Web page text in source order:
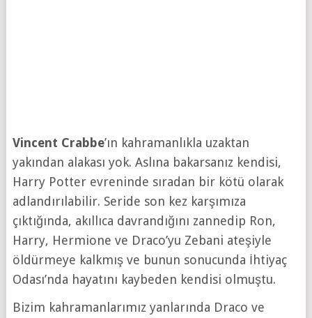
Vincent Crabbe’ın kahramanlıkla uzaktan
yakından alakası yok. Aslına bakarsanız kendisi,
Harry Potter evreninde sıradan bir kötü olarak
adlandırılabilir. Seride son kez karşımıza
çıktığında, akıllıca davrandığını zannedip Ron,
Harry, Hermione ve Draco’yu Zebani ateşiyle
öldürmeye kalkmış ve bunun sonucunda İhtiyaç
Odası’nda hayatını kaybeden kendisi olmuştu.
Bizim kahramanlarımız yanlarında Draco ve